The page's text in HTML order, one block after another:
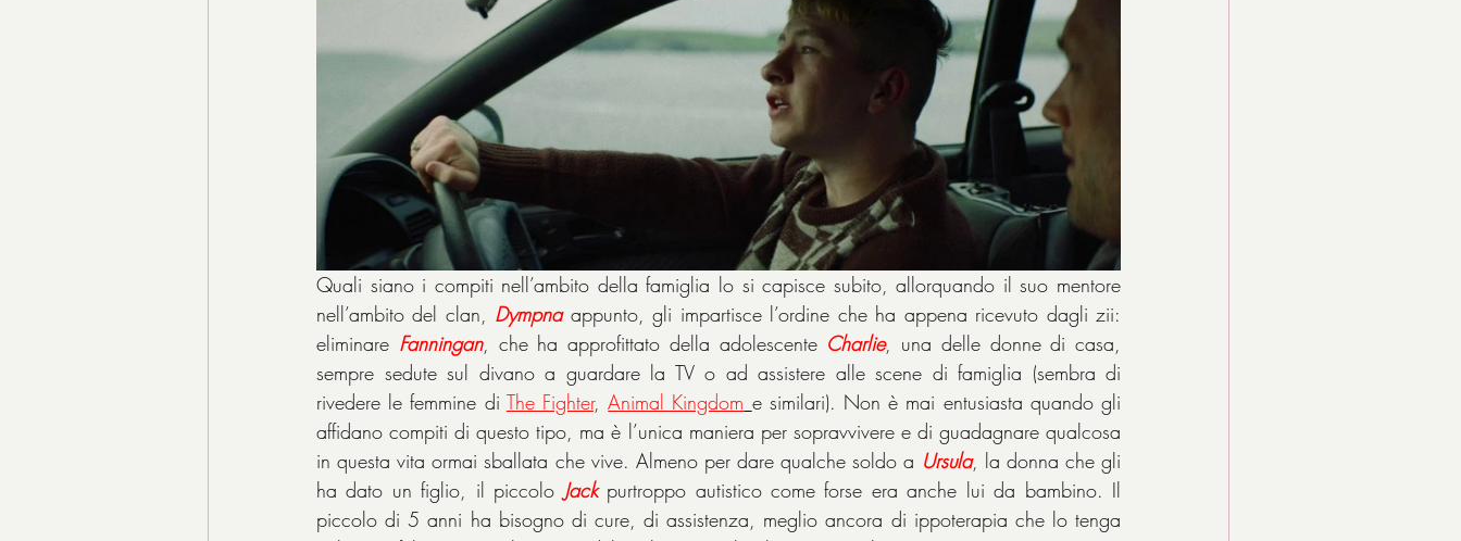
Quali siano i compiti nell’ambito della famiglia lo si capisce subito, allorquando il suo mentore
nell’ambito del clan, Dympna appunto, gli impartisce l’ordine che ha appena ricevuto dagli zii:
eliminare Fanningan, che ha approfittato della adolescente Charlie, una delle donne di casa,
sempre sedute sul divano a guardare la TV o ad assistere alle scene di famiglia (sembra di
rivedere le femmine di The Fighter, Animal Kingdom e similari). Non è mai entusiasta quando gli
affidano compiti di questo tipo, ma è l’unica maniera per sopravvivere e di guadagnare qualcosa
in questa vita ormai sballata che vive. Almeno per dare qualche soldo a Ursula, la donna che gli
ha dato un figlio, il piccolo Jack purtroppo autistico come forse era anche lui da bambino. Il
piccolo di 5 anni ha bisogno di cure, di assistenza, meglio ancora di ippoterapia che lo tenga